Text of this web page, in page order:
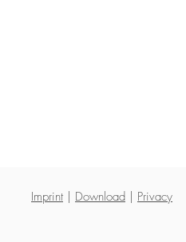
Imprint Download Privacy